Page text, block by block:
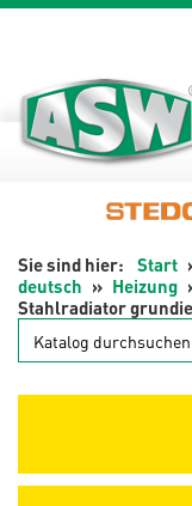
Start
deutsch
Heizung
Stahlradiator
Katalog
durchsuchen